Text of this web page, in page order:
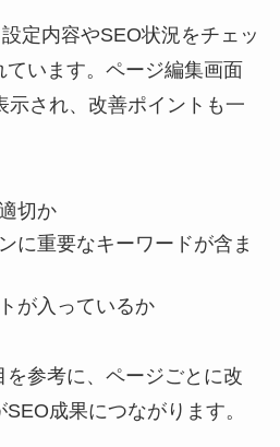
定内容やSEO状況をチェッ
ています。ページ編集画面
示され、改善ポイントも一
切か
に重要なキーワードが含ま
が入っているか
を参考に、ページごとに改
成果につながります。